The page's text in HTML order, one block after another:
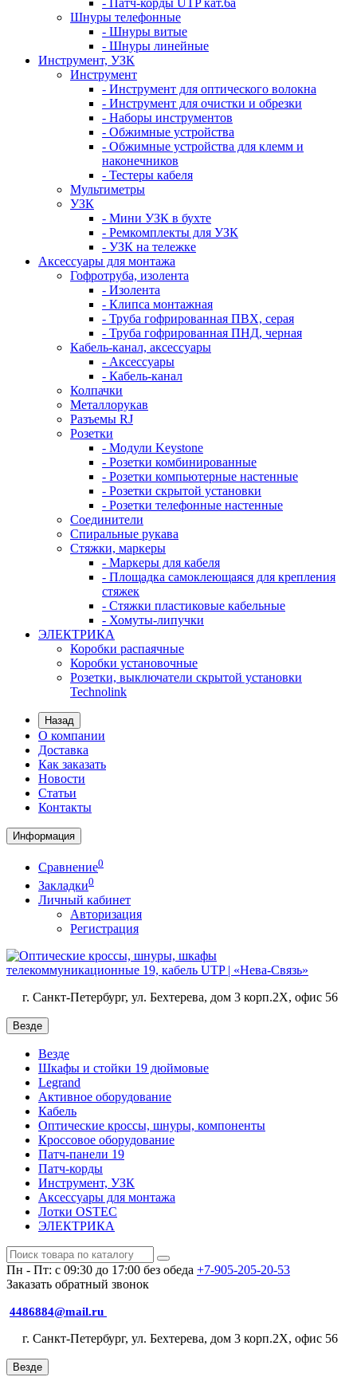
- Патч-корды UTP кат.6а
Шнуры телефонные
- Шнуры витые
- Шнуры линейные
Инструмент, УЗК
Инструмент
- Инструмент для оптического волокна
- Инструмент для очистки и обрезки
- Наборы инструментов
- Обжимные устройства
- Обжимные устройства для клемм и
наконечников
- Тестеры кабеля
Мультиметры
УЗК
- Мини УЗК в бухте
- Ремкомплекты для УЗК
- УЗК на тележке
Аксессуары для монтажа
Гофротруба, изолента
- Изолента
- Клипса монтажная
- Труба гофрированная ПВХ, серая
- Труба гофрированная ПНД, черная
Кабель-канал, аксессуары
- Аксессуары
- Кабель-канал
Колпачки
Металлорукав
Разъемы RJ
Розетки
- Модули Keystone
- Розетки комбинированные
- Розетки компьютерные настенные
- Розетки скрытой установки
- Розетки телефонные настенные
Соединители
Спиральные рукава
Стяжки, маркеры
- Маркеры для кабеля
- Площадка самоклеющаяся для крепления
стяжек
- Стяжки пластиковые кабельные
- Хомуты-липучки
ЭЛЕКТРИКА
Коробки распаячные
Коробки установочные
Розетки, выключатели скрытой установки
Technolink
Назад
О компании
Доставка
Как заказать
Новости
Статьи
Контакты
Информация
Сравнение0
Закладки0
Личный кабинет
Авторизация
Регистрация
г. Санкт-Петербург, ул. Бехтерева, дом 3 корп.2X, офис 56
Везде
Везде
Шкафы и стойки 19 дюймовые
Legrand
Активное оборудование
Кабель
Оптические кроссы, шнуры, компоненты
Кроссовое оборудование
Патч-панели 19
Патч-корды
Инструмент, УЗК
Аксессуары для монтажа
Лотки OSTEC
ЭЛЕКТРИКА
Пн - Пт: с 09:30 до 17:00 без обеда +7-905-205-20-53
Заказать обратный звонок
4486884@mail.ru
г. Санкт-Петербург, ул. Бехтерева, дом 3 корп.2X, офис 56
Везде